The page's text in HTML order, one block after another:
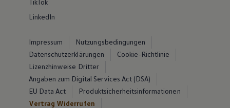
TikTok
LinkedIn
Impressum
Nutzungsbedingungen
Datenschutzerklärungen
Cookie-Richtlinie
Lizenzhinweise Dritter
Angaben zum Digital Services Act (DSA)
EU Data Act
Produktsicherheitsinformationen
Vertrag Widerrufen